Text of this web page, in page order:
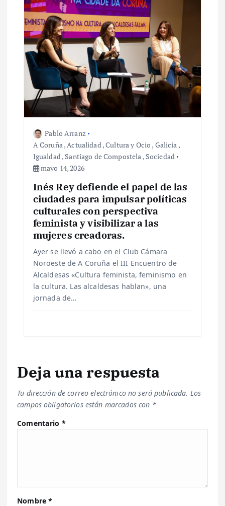
d
a
s
Pablo Arranz
A Coruña , Actualidad ,Cultura y Ocio , Galicia ,
Igualdad , Santiago de Compostela , Sociedad
mayo 14, 2026
Inés Rey defiende el papel de las
ciudades para impulsar políticas
culturales con perspectiva
feminista y visibilizar a las
mujeres creadoras.
Ayer se llevó a cabo en el Club Cámara
Noroeste de A Coruña el III Encuentro de
Alcaldesas «Cultura feminista, feminismo en
la cultura. Las alcaldesas hablan», una
jornada de…
Deja una respuesta
Tu dirección de correo electrónico no será publicada. Los
campos obligatorios están marcados con *
Comentario *
Nombre*